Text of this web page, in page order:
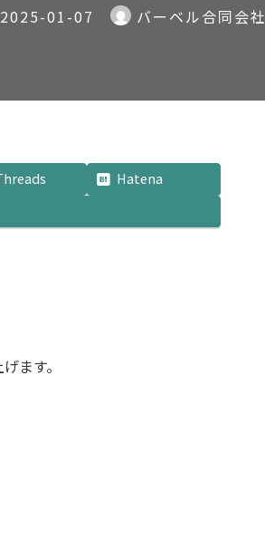
最
2025-01-07 バーベル合同会社
Hatena
ます。